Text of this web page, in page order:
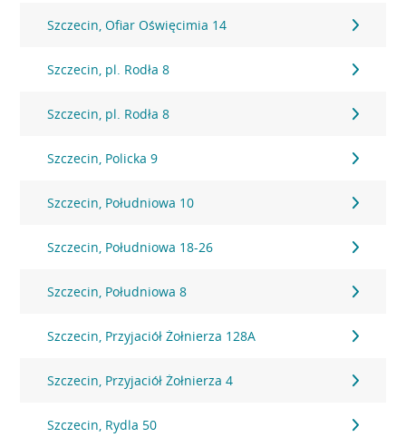
Szczecin, Ofiar Oświęcimia 14
Szczecin, pl. Rodła 8
Szczecin, pl. Rodła 8
Szczecin, Policka 9
Szczecin, Południowa 10
Szczecin, Południowa 18-26
Szczecin, Południowa 8
Szczecin, Przyjaciół Żołnierza 128A
Szczecin, Przyjaciół Żołnierza 4
Szczecin, Rydla 50